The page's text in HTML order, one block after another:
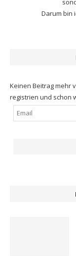
Darum bin
Keinen Beitrag mehr
registrien und schon